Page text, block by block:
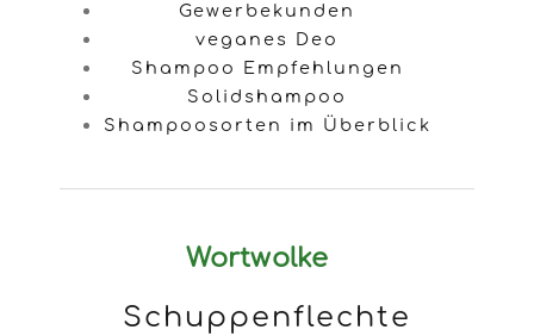
Gewerbekunden
veganes Deo
Shampoo Empfehlungen
Solidshampoo
Shampoosorten im Überblick
Wortwolke
Schuppenflechte